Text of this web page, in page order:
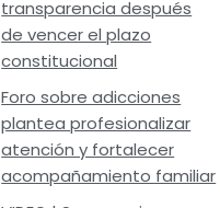
transparencia después
de vencer el plazo
constitucional
Foro sobre adicciones
plantea profesionalizar
atención y fortalecer
acompañamiento familiar